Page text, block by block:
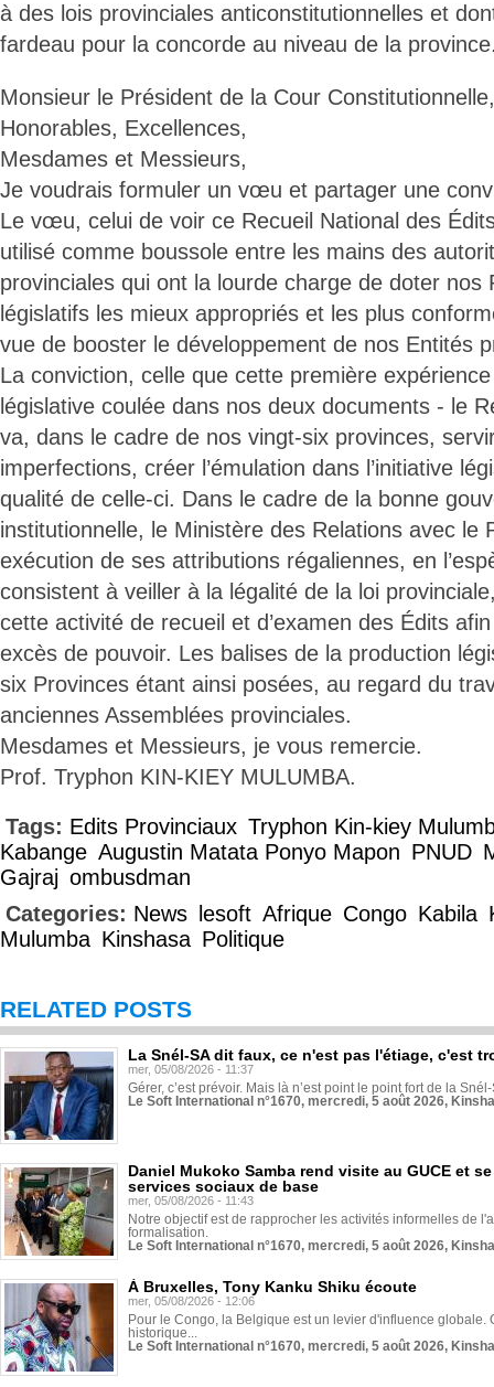
à des lois provinciales anticonstitutionnelles et
fardeau pour la concorde au niveau de la
Monsieur le Président de la Cour Constitutionnelle,
Honorables, Excellences,
Mesdames et Messieurs,
Je voudrais formuler un vœu et partager une
Le vœu, celui de voir ce Recueil National des
utilisé comme boussole entre les mains des
provinciales qui ont la lourde charge de doter nos
législatifs les mieux appropriés et les plus
vue de booster le développement de nos Entités
La conviction, celle que cette première
législative coulée dans nos deux documents - le
va, dans le cadre de nos vingt-six provinces,
imperfections, créer l’émulation dans l’initiative
qualité de celle-ci. Dans le cadre de la bonne
institutionnelle, le Ministère des Relations avec le
exécution de ses attributions régaliennes, en
consistent à veiller à la légalité de la loi
cette activité de recueil et d’examen des Édits
excès de pouvoir. Les balises de la production
six Provinces étant ainsi posées, au regard du
anciennes Assemblées provinciales.
Mesdames et Messieurs, je vous remercie.
Prof. Tryphon KIN-KIEY MULUMBA.
Tags: Edits Provinciaux Tryphon Kin-kiey
Kabange Augustin Matata Ponyo Mapon PNUD
Gajraj ombusdman
Categories: News lesoft Afrique Congo Kabila
Mulumba Kinshasa Politique
RELATED POSTS
La Snél-SA dit faux, ce n'est pas l'étiage, c'est
mer, 05/08/2026 - 11:37
Gérer, c’est prévoir. Mais là n’est point le point fort de la
Le Soft International n°1670, mercredi, 5 août 2026,
Daniel Mukoko Samba rend visite au GUCE et
services sociaux de base
mer, 05/08/2026 - 11:43
Notre objectif est de rapprocher les activités informelles de
formalisation.
Le Soft International n°1670, mercredi, 5 août 2026,
À Bruxelles, Tony Kanku Shiku écoute
mer, 05/08/2026 - 12:06
Pour le Congo, la Belgique est un levier d'influence globale.
historique...
Le Soft International n°1670, mercredi, 5 août 2026,